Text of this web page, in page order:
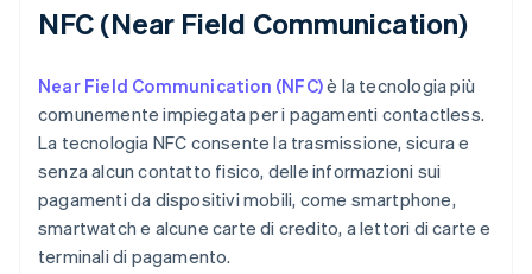
NFC (Near Field Communication)
Near Field Communication (NFC)è la tecnologia più
comunemente impiegata per i pagamenti contactless.
La tecnologia NFC consente la trasmissione, sicura e
senza alcun contatto fisico, delle informazioni sui
pagamenti da dispositivi mobili, come smartphone,
smartwatch e alcune carte di credito, a lettori di carte e
terminali di pagamento.